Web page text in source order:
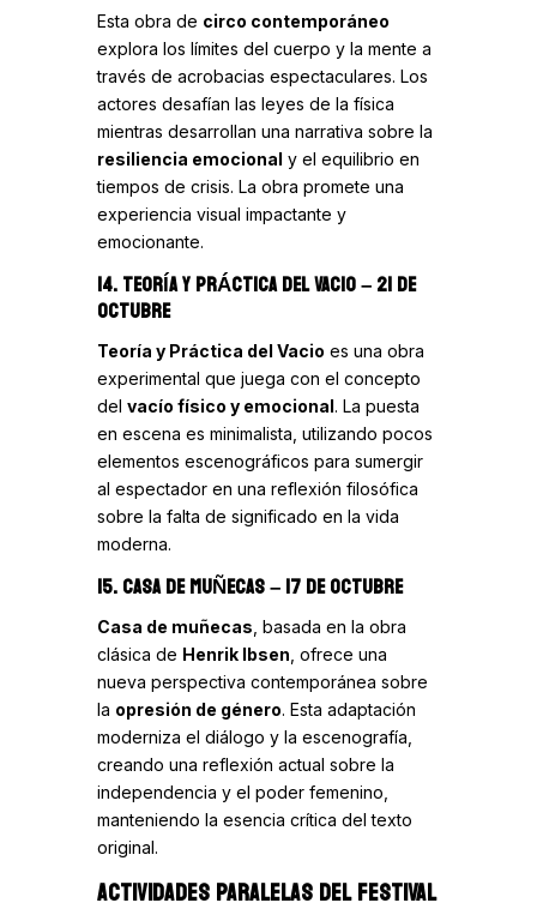
Esta obra de circo contemporáneo
explora los límites del cuerpo y la mente a
través de acrobacias espectaculares. Los
actores desafían las leyes de la física
mientras desarrollan una narrativa sobre la
resiliencia emocional y el equilibrio en
tiempos de crisis. La obra promete una
experiencia visual impactante y
emocionante.
14. TEORÍA Y PRÁCTICA DEL VACIO– 21 DE
OCTUBRE
Teoría y Práctica del Vacio es una obra
experimental que juega con el concepto
del vacío físico y emocional. La puesta
en escena es minimalista, utilizando pocos
elementos escenográficos para sumergir
al espectador en una reflexión filosófica
sobre la falta de significado en la vida
moderna.
15. CASA DE MUÑECAS– 17 DE OCTUBRE
Casa de muñecas , basada en la obra
clásica de Henrik Ibsen , ofrece una
nueva perspectiva contemporánea sobre
la opresión de género. Esta adaptación
moderniza el diálogo y la escenografía,
creando una reflexión actual sobre la
independencia y el poder femenino,
manteniendo la esencia crítica del texto
original.
ACTIVIDADES PARALELAS DEL FESTIVAL